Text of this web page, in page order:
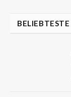
BELIEBTESTE